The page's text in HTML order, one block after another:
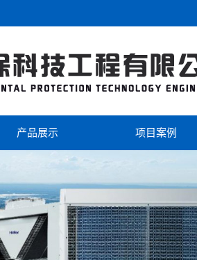
产品展示
美的
芬尼克兹
双级热泵
项目案例
视频中心